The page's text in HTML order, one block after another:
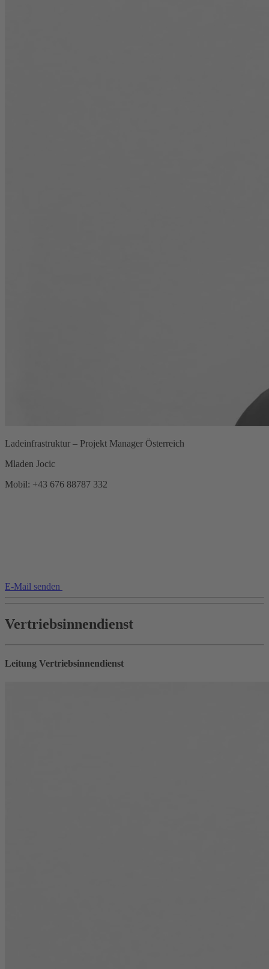
Ladeinfrastruktur – Projekt Manager Österreich
Mladen Jocic
Mobil: +43 676 88787 332
E-Mail senden
Vertriebsinnendienst
Leitung Vertriebsinnendienst